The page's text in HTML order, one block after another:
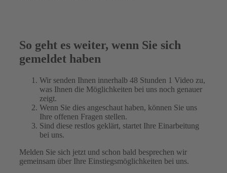
So geht es weiter, wenn Sie sich
gemeldet haben
Wir senden Ihnen innerhalb 48 Stunden 1 Video zu,
was Ihnen die Möglichkeiten bei uns noch genauer
zeigt.
Wenn Sie dies angeschaut haben, können Sie uns
Ihre offenen Fragen stellen.
Sind diese restlos geklärt, startet Ihre Einarbeitung
bei uns.
Melden Sie sich jetzt und schon bald besprechen wir
gemeinsam über Ihre Einstiegsmöglichkeiten bei uns.